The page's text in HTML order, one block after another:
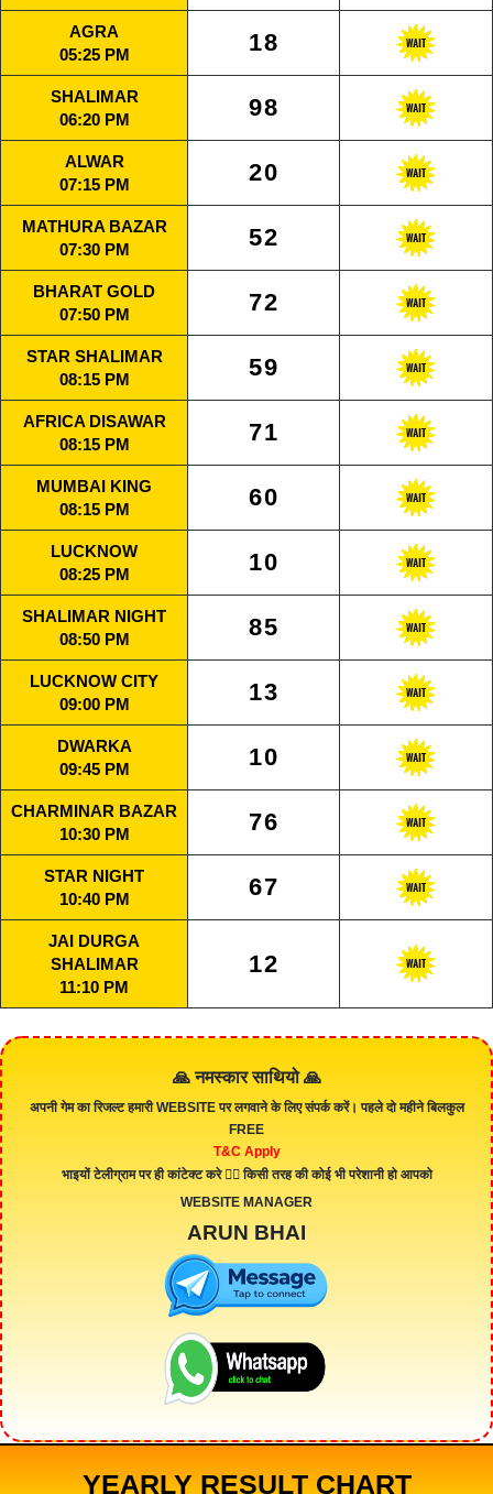
AGRA
05:25 PM
18
SHALIMAR
06:20 PM
98
ALWAR
07:15 PM
20
MATHURA BAZAR
07:30 PM
52
BHARAT GOLD
07:50 PM
72
STAR SHALIMAR
08:15 PM
59
AFRICA DISAWAR
08:15 PM
71
MUMBAI KING
08:15 PM
60
LUCKNOW
08:25 PM
10
SHALIMAR NIGHT
08:50 PM
85
LUCKNOW CITY
09:00 PM
13
DWARKA
09:45 PM
10
CHARMINAR BAZAR
10:30 PM
76
STAR NIGHT
10:40 PM
67
JAI DURGA
SHALIMAR
11:10 PM
12
🙏 नमस्कार साथियो 🙏
अपनी गेम का रिजल्ट हमारीWEBSITEपर लगवाने के लिए संपर्क करें। पहले दो महीने बिलकुल
FREE
T&C Apply
भाइयों टेलीग्राम पर ही कांटेक्ट करे 👇🏻 किसी तरह की कोई भी परेशानी हो आपको
WEBSITE MANAGER
ARUN BHAI
YEARLY RESULT CHART